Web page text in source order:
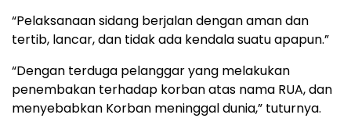
“Pelaksanaan sidang berjalan dengan aman dan
tertib, lancar, dan tidak ada kendala suatu apapun.”
“Dengan terduga pelanggar yang melakukan
penembakan terhadap korban atas nama RUA, dan
menyebabkan Korban meninggal dunia,” tuturnya.